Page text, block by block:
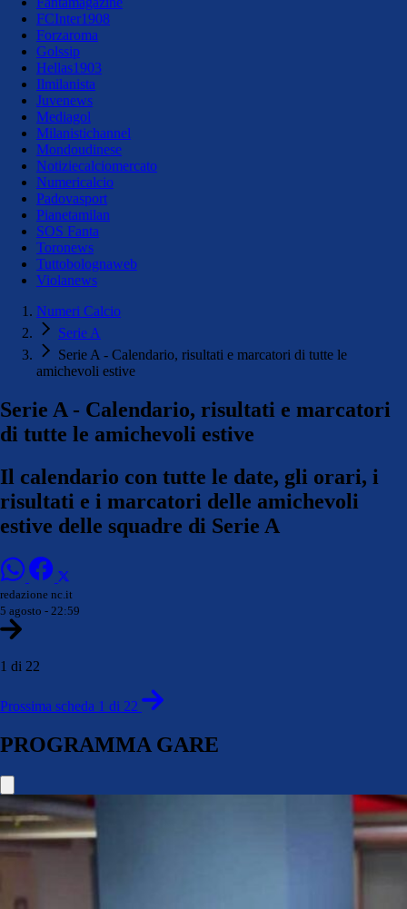
FCInter1908
Forzaroma
Golssip
Hellas1903
Ilmilanista
Juvenews
Mediagol
Milanistichannel
Mondoudinese
Notiziecalciomercato
Numericalcio
Padovasport
Pianetamilan
SOS Fanta
Toronews
Tuttobolognaweb
Violanews
Numeri Calcio
Serie A
Serie A - Calendario, risultati e marcatori di tutte le
amichevoli estive
Serie A - Calendario, risultati e marcatori
di tutte le amichevoli estive
Il calendario con tutte le date, gli orari, i
risultati e i marcatori delle amichevoli
estive delle squadre di Serie A
redazione nc.it
5 agosto - 22:59
1 di 22
Prossima scheda 1 di 22
PROGRAMMA GARE